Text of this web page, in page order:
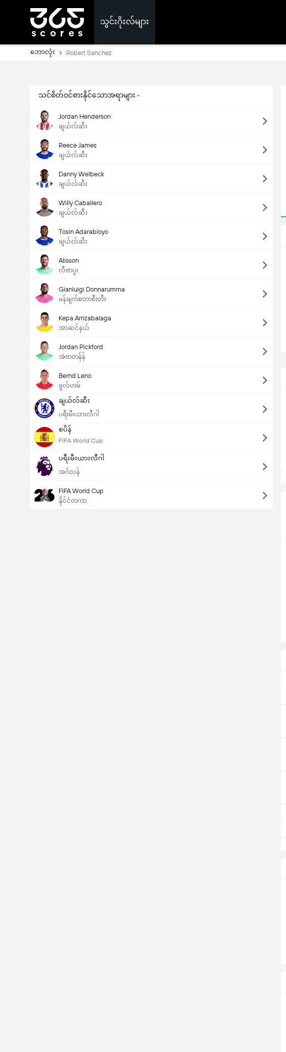
သွင်းဂိုးလ်များ
ဘောလုံး Robert Sanchez
သင်စိတ်ဝင်စားနိုင်သောအရာများ -
Jordan Henderson
ချယ်လ်ဆီး
Reece James
ချယ်လ်ဆီး
Danny Welbeck
ချယ်လ်ဆီး
Willy Caballero
ချယ်လ်ဆီး
Tosin Adarabioyo
ချယ်လ်ဆီး
Alisson
လီဗာပူး
Gianluigi Donnarumma
မန်ချက်စတာစီးတီး
Kepa Arrizabalaga
အာဆင်နယ်
Jordan Pickford
အဲဗာတန်န်
Bernd Leno
ဖူလ်ဟမ်
ချယ်လ်ဆီး
ပရီးမီးယားလီဂါ
စပိန်
FIFA World Cup
ပရီးမီးယားလီဂါ
အင်္ဂလန်
FIFA World Cup
နိုင်ငံတကာ